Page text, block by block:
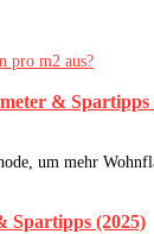
& Spartipps
um mehr
Spartipps (2025)